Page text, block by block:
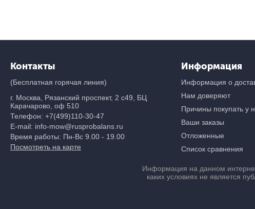
Контакты
(Бесплатная горячая линия)
г. Москва, Рязанский проспект, 2 с49, БЦ
Карачарово, оф 510
Телефон: +7(499)110-30-47
E-mail: info-mow@rusprobalans.ru
Время работы: Пн-Вс 9.00 - 19.00
Посмотреть на карте
Информация
Информация о
Нам доверяют
Причины покупать у
Ваши заказы
Отложенные
Список сравнения
Информация на данном
каких условиях не является